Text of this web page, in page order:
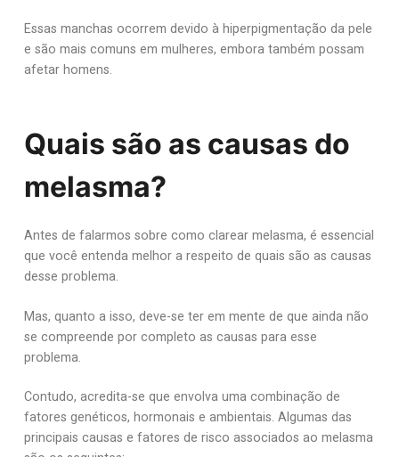
Essas manchas ocorrem devido à hiperpigmentação da pele
e são mais comuns em mulheres, embora também possam
afetar homens.
Quais são as causas do
melasma?
Antes de falarmos sobre como clarear melasma, é essencial
que você entenda melhor a respeito de quais são as causas
desse problema.
Mas, quanto a isso, deve-se ter em mente de que ainda não
se compreende por completo as causas para esse
problema.
Contudo, acredita-se que envolva uma combinação de
fatores genéticos, hormonais e ambientais. Algumas das
principais causas e fatores de risco associados ao melasma